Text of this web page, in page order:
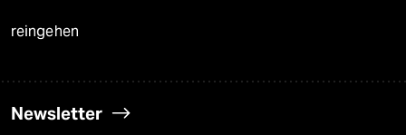
reingehen
Newsletter